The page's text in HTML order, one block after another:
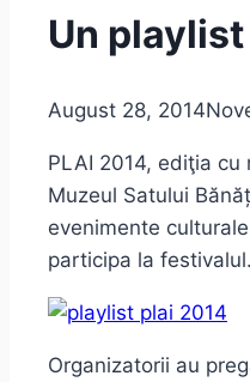
Un
August 28, 2014
PLAI 2014, ediţia cu
Muzeul Satului
evenimente
participa la festivalul.
Organizatorii au